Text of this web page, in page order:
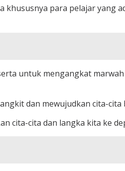
para pelajar yang
untuk mengangkat
dan mewujudkan cita-cita
cita-cita dan langka kita ke